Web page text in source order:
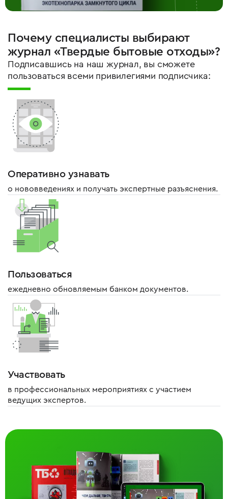
Почему специалисты выбирают
журнал «Твердые бытовые отходы»?
Подписавшись на наш журнал, вы сможете
пользоваться всеми привилегиями подписчика:
Оперативно узнавать
о нововведениях и получать экспертные разъяснения.
Пользоваться
ежедневно обновляемым банком документов.
Участвовать
в профессиональных мероприятиях с участием
ведущих экспертов.